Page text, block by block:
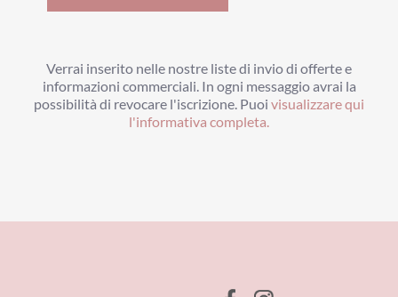
Verrai inserito nelle nostre liste di invio di offerte e
informazioni commerciali. In ogni messaggio avrai la
possibilità di revocare l'iscrizione. Puoi visualizzare qui
l'informativa completa.